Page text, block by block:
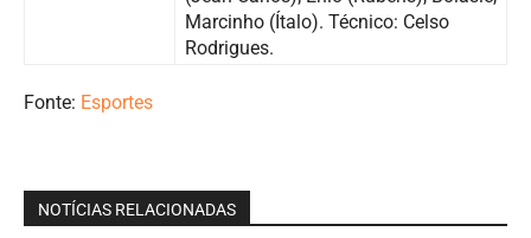
Marcinho (Ítalo). Técnico: Celso
Rodrigues.
Fonte: Esportes
NOTÍCIAS RELACIONADAS